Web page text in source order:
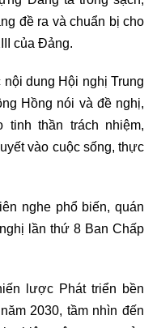
đề ra và chuẩn bị cho
của Đảng.
nội dung Hội nghị Trung
Hồng nói và đề nghị,
tinh thần trách nhiệm,
vào cuộc sống, thực
nghe phổ biến, quán
lần thứ 8 Ban Chấp
lược Phát triển bền
2030, tầm nhìn đến